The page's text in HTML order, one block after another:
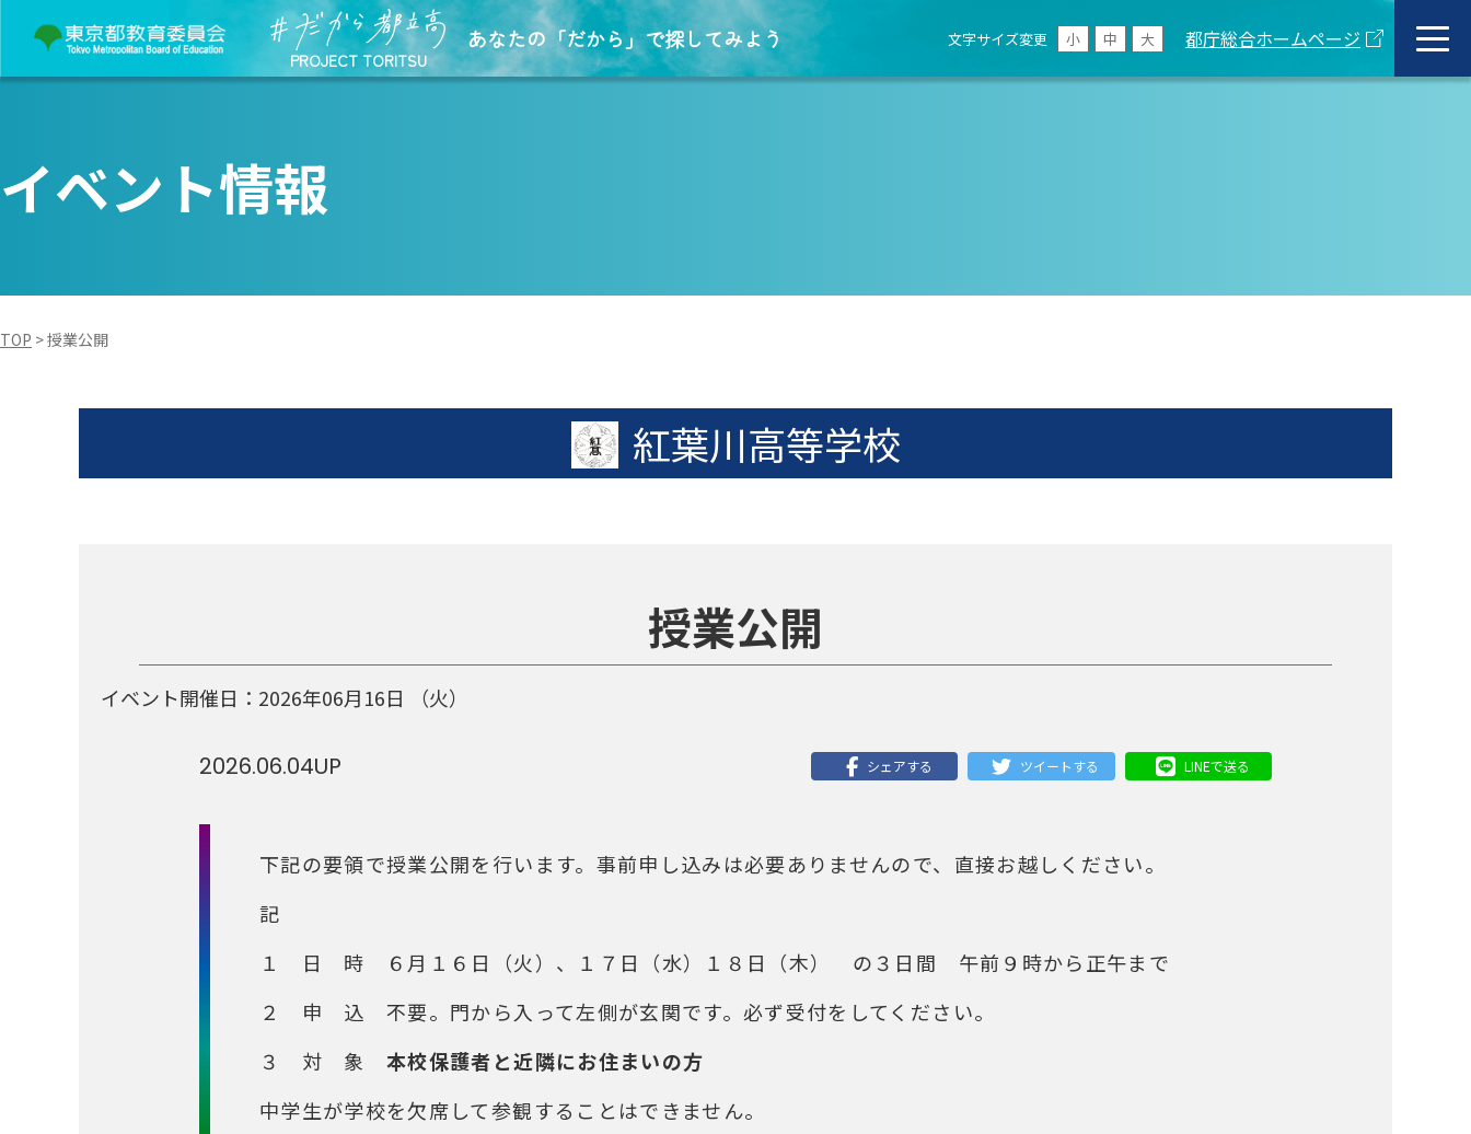
PROJECT TORITSU
あなたの「だから」で探してみよう 文字サイズ変更 小 中 大 都庁総合ホームページ
イベント情報
TOP >授業公開
紅葉川高等学校
授業公開
イベント開催日： 2026年06月16日 （火）
2026.06.04UP シェアする ツイートする LINEで送る
下記の要領で授業公開を行います。事前申し込みは必要ありませんので、直接お越しください。
記
１ 日 時 ６月１６日（火）、１７日（水）１８日（木） の３日間 午前９時から正午まで
２ 申 込 不要。門から入って左側が玄関です。必ず受付をしてください。
３ 対 象本校保護者と近隣にお住まいの方
中学生が学校を欠席して参観することはできません。